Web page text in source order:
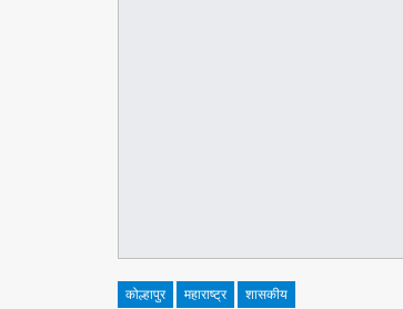
कोल्हापुर महाराष्ट्र शासकीय